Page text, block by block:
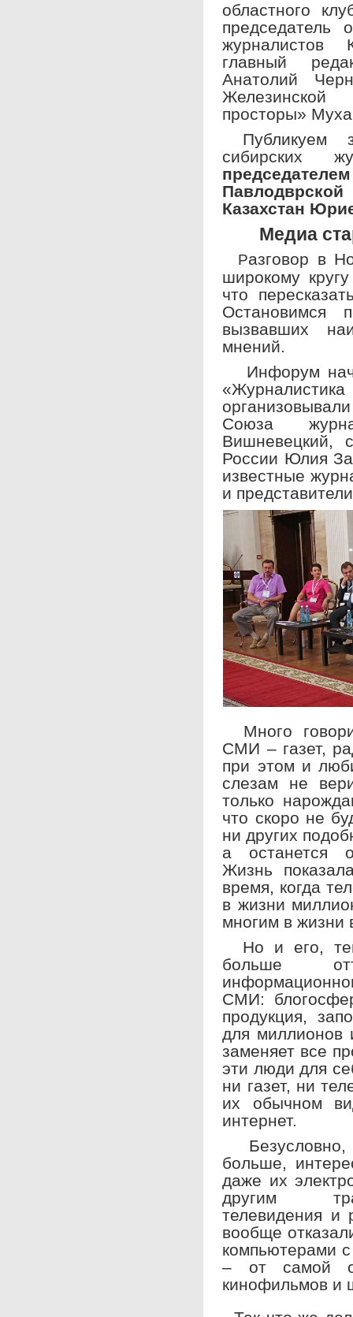
областного
председатель
журналистов
главный
Анатолий
Железинской
просторы»
Публикуем
сибирских
Казахстан
Медиа
Разговор в
широкому
что
Остановимся
вызвавших
мнений.
Инфорум
Союза
Вишневецкий,
России Юлия
известные
и
Много
СМИ – газет,
при этом и
слезам не
только
что скоро не
ни других
а останется
Жизнь
время, когда
в жизни
многим в жизни
Но и его,
больше
СМИ:
продукция,
для миллионов
заменяет все
эти люди для
ни газет, ни
их обычном
интернет.
больше,
даже их
другим
телевидения
вообще
компьютерами
– от самой
кинофильмов и